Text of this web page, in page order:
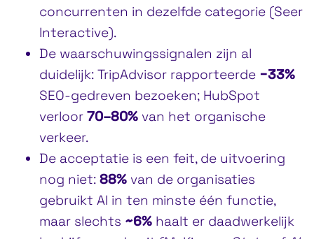
concurrenten in dezelfde categorie (Seer
Interactive).
De waarschuwingssignalen zijn al
duidelijk: TripAdvisor rapporteerde −33%
SEO-gedreven bezoeken; HubSpot
verloor 70–80% van het organische
verkeer.
De acceptatie is een feit, de uitvoering
nog niet: 88% van de organisaties
gebruikt AI in ten minste één functie,
maar slechts ~6% haalt er daadwerkelijk